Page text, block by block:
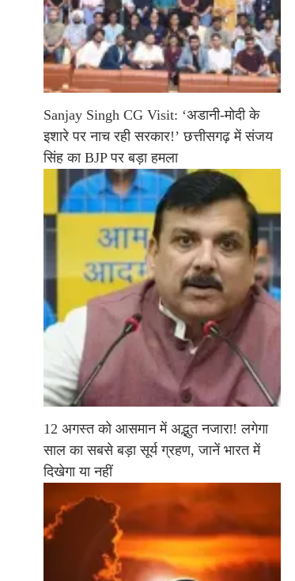
Sanjay Singh CG Visit: ‘अडानी-मोदी के
इशारे पर नाच रही सरकार!’ छत्तीसगढ़ में संजय
सिंह का BJP पर बड़ा हमला
12 अगस्त को आसमान में अद्भुत नजारा! लगेगा
साल का सबसे बड़ा सूर्य ग्रहण, जानें भारत में
दिखेगा या नहीं